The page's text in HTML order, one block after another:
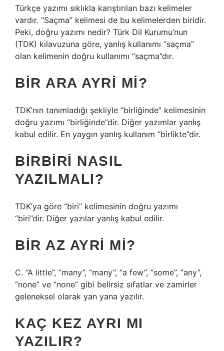
Türkçe yazımı sıklıkla karıştırılan bazı kelimeler
vardır. “Saçma” kelimesi de bu kelimelerden biridir.
Peki, doğru yazımı nedir? Türk Dil Kurumu’nun
(TDK) kılavuzuna göre, yanlış kullanımı “saçma”
olan kelimenin doğru kullanımı “saçma”dır.
BIR ARA AYRI MI?
TDK’nın tanımladığı şekliyle “birliğinde” kelimesinin
doğru yazımı “birliğinde”dir. Diğer yazımlar yanlış
kabul edilir. En yaygın yanlış kullanım “birlikte”dir.
BIRBIRI NASIL
YAZILMALI?
TDK’ya göre “biri” kelimesinin doğru yazımı
“biri”dir. Diğer yazılar yanlış kabul edilir.
BIR AZ AYRI MI?
C. “A little”, “many”, “many”, “a few”, “some”, “any”,
“none” ve “none” gibi belirsiz sıfatlar ve zamirler
geleneksel olarak yan yana yazılır.
KAÇ KEZ AYRI MI
YAZILIR?